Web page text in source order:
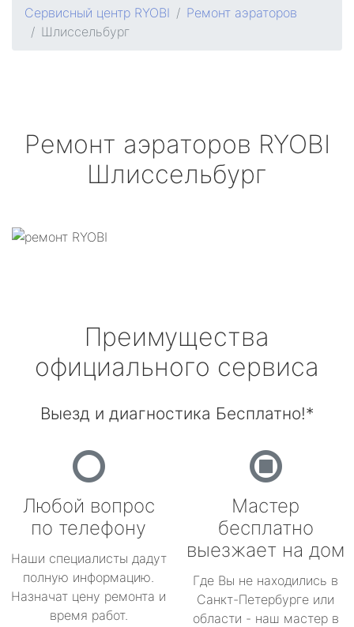
Сервисный центр RYOBI
Ремонт аэраторов
Шлиссельбург
Ремонт аэраторов RYOBI
Шлиссельбург
Преимущества
официального сервиса
Выезд и диагностика Бесплатно!*
Любой вопрос
по телефону
Наши специалисты дадут
полную информацию.
Назначат цену ремонта и
время работ.
Мастер
бесплатно
выезжает на дом
Где Вы не находились в
Санкт-Петербурге или
области - наш мастер в